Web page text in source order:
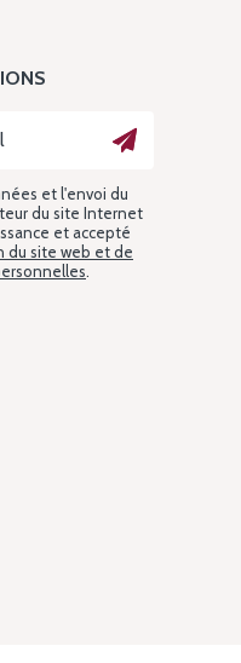
et l'envoi du
du site Internet
et accepté
du site web et de
.